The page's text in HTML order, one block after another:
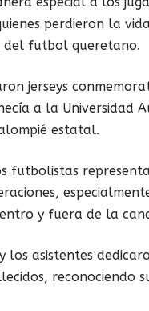
perdieron la
del futbol queretano.
jerseys
a la Universidad
estatal.
futbolistas
y fuera de la
los asistentes
reconociendo